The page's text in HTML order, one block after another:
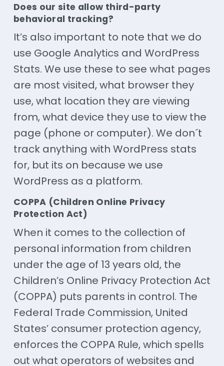
Does our site allow third-party
behavioral tracking?
It’s also important to note that we do
use Google Analytics and WordPress
Stats. We use these to see what pages
are most visited, what browser they
use, what location they are viewing
from, what device they use to view the
page (phone or computer). We don´t
track anything with WordPress stats
for, but its on because we use
WordPress as a platform.
COPPA (Children Online Privacy
Protection Act)
When it comes to the collection of
personal information from children
under the age of 13 years old, the
Children’s Online Privacy Protection Act
(COPPA) puts parents in control. The
Federal Trade Commission, United
States’ consumer protection agency,
enforces the COPPA Rule, which spells
out what operators of websites and